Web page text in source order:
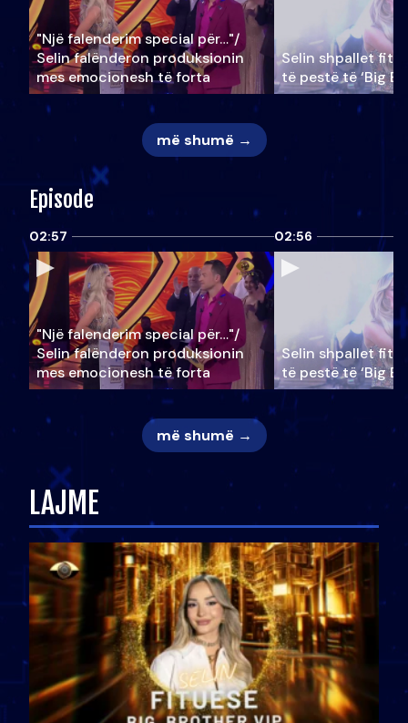
"Një falenderim special për…"/
Selin falënderon produksionin
mes emocionesh të forta
Selin shpallet
të pestë të ‘Big
më shumë →
Episode
02:57
"Një falenderim special për…"/
Selin falënderon produksionin
mes emocionesh të forta
02:56
Selin shpallet
të pestë të ‘Big
më shumë →
LAJME